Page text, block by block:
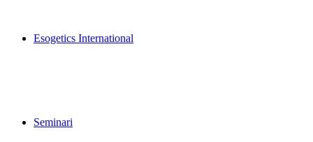
Esogetics International
Seminari